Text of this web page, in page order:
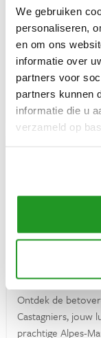
We gebruiken
personaliseren,
en om ons
informatie over
partners voor
partners kunnen
informatie die u
verzameld op
Vakantiehuis Jules
midden in de
gebouwen samen
huis biedt plaats
enkel het grote
verhuurd en vice
privézwembad en
van de Dordogne.
Vakantiehuis
VANAF € 1350
Castagniers
Ontdek de
Castagniers, jouw
prachtige Alpes-
Privacy verklaring
Verzekeringen
Ontdek Frankrijk
Vakantiehuis huren
Verhuurders